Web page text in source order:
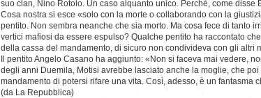
suo clan, Nino Rotolo. Un caso alquanto unico. Perché, come disse
Cosa nostra si esce «solo con la morte o collaborando con la
pentito. Non sembra neanche che sia morto. Ma cosa fece di tanto
vertici mafiosi da essere espulso? Qualche pentito ha raccontato
della cassa del mandamento, di sicuro non condivideva con gli altri
Il pentito Angelo Casano ha aggiunto: «Non si faceva mai vedere,
degli anni Duemila, Motisi avrebbe lasciato anche la moglie, che poi
mandamento di potersi rifare una vita. Così, adesso, è un fantasma
(da La Repubblica)